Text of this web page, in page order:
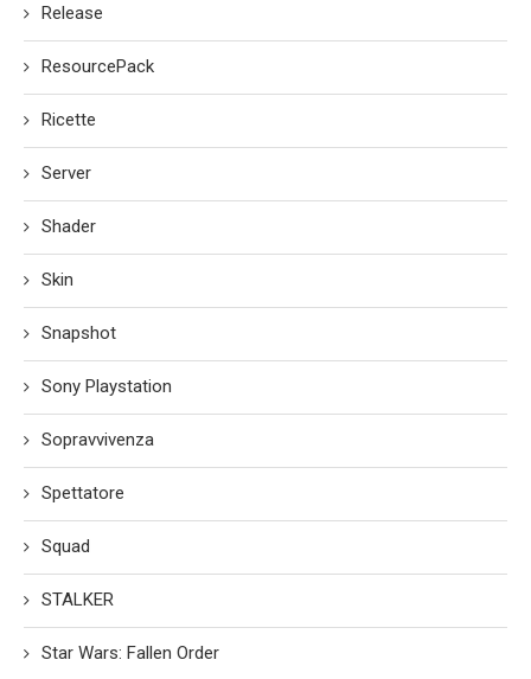
Release
ResourcePack
Ricette
Server
Shader
Skin
Snapshot
Sony Playstation
Sopravvivenza
Spettatore
Squad
STALKER
Star Wars: Fallen Order